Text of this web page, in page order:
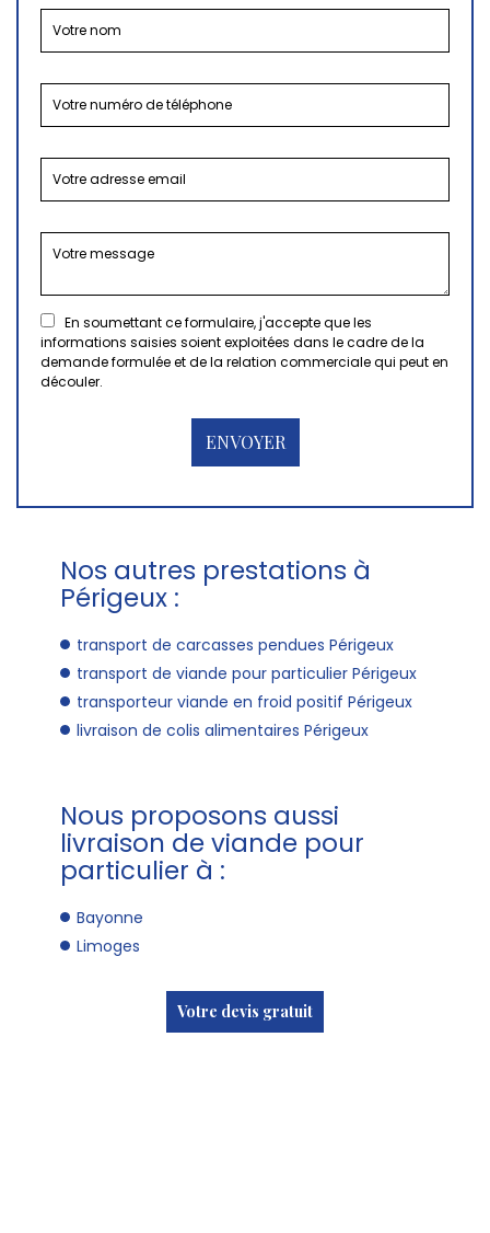
En soumettant ce formulaire, j'accepte que les
informations saisies soient exploitées dans le cadre de la
demande formulée et de la relation commerciale qui peut en
découler.
Nos autres prestations à
Périgeux :
transport de carcasses pendues Périgeux
transport de viande pour particulier Périgeux
transporteur viande en froid positif Périgeux
livraison de colis alimentaires Périgeux
Nous proposons aussi
livraison de viande pour
particulier à :
Bayonne
Limoges
Votre devis gratuit